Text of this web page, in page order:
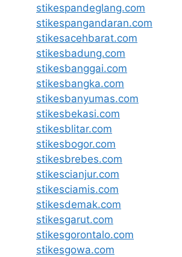
stikespandeglang.com
stikespangandaran.com
stikesacehbarat.com
stikesbadung.com
stikesbanggai.com
stikesbangka.com
stikesbanyumas.com
stikesbekasi.com
stikesblitar.com
stikesbogor.com
stikesbrebes.com
stikescianjur.com
stikesciamis.com
stikesdemak.com
stikesgarut.com
stikesgorontalo.com
stikesgowa.com